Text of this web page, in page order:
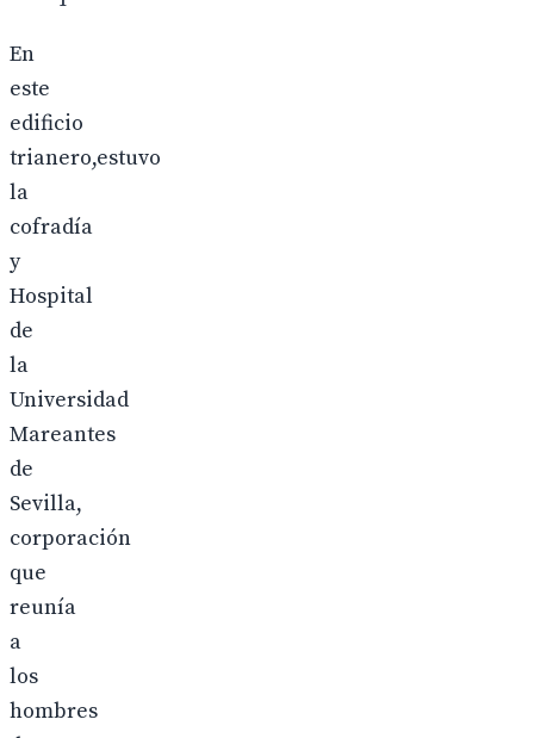
En
este
edificio
trianero,estuvo
la
cofradía
y
Hospital
de
la
Universidad
Mareantes
de
Sevilla,
corporación
que
reunía
a
los
hombres